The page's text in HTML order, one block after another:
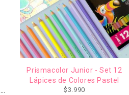
Prismacolor Junior - Set 12
Lápices de Colores Pastel
$3.990